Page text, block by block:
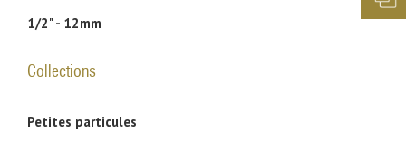
1/2" - 12mm
Collections
Petites particules